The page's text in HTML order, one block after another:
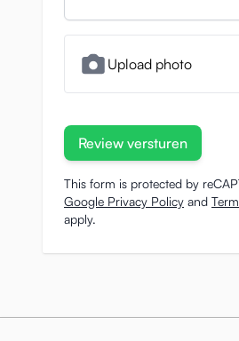
Upload photo
Review versturen
This form is protected by
Google Privacy Policy and
apply.